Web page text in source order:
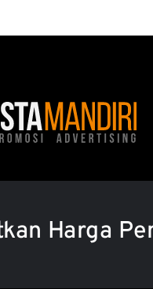
Harga